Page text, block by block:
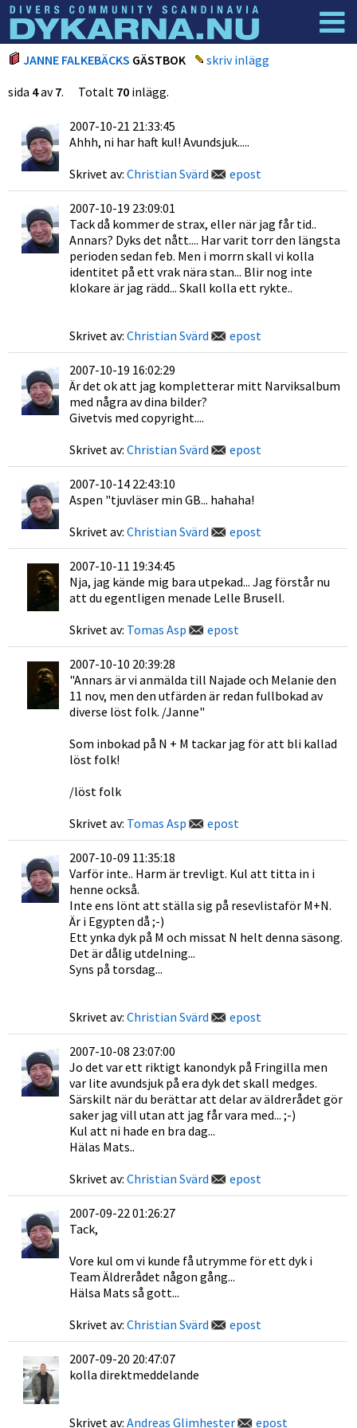
Dyknyheter
JANNE FALKEBÄCKS GÄSTBOK
skriv inlägg
sida 4av7. Totalt 70 inlägg.
2007-10-21 21:33:45
Ahhh, ni har haft kul! Avundsjuk.....
Skrivet av: Christian Svärd epost
2007-10-19 23:09:01
Tack då kommer de strax, eller när jag får tid..
Annars? Dyks det nått.... Har varit torr den längsta
perioden sedan feb. Men i morrn skall vi kolla
identitet på ett vrak nära stan... Blir nog inte
klokare är jag rädd... Skall kolla ett rykte..
Skrivet av: Christian Svärd epost
2007-10-19 16:02:29
Är det ok att jag kompletterar mitt Narviksalbum
med några av dina bilder?
Givetvis med copyright....
Skrivet av: Christian Svärd epost
2007-10-14 22:43:10
Aspen "tjuvläser min GB... hahaha!
Skrivet av: Christian Svärd epost
2007-10-11 19:34:45
Nja, jag kände mig bara utpekad... Jag förstår nu
att du egentligen menade Lelle Brusell.
Skrivet av: Tomas Asp epost
2007-10-10 20:39:28
"Annars är vi anmälda till Najade och Melanie den
11 nov, men den utfärden är redan fullbokad av
diverse löst folk. /Janne"
Som inbokad på N + M tackar jag för att bli kallad
löst folk!
/löst folk
Skrivet av: Tomas Asp epost
2007-10-09 11:35:18
Varför inte.. Harm är trevligt. Kul att titta in i
henne också.
Inte ens lönt att ställa sig på resevlistaför M+N.
Är i Egypten då ;-)
Ett ynka dyk på M och missat N helt denna säsong.
Det är dålig utdelning...
Syns på torsdag...
Skrivet av: Christian Svärd epost
2007-10-08 23:07:00
Jo det var ett riktigt kanondyk på Fringilla men
var lite avundsjuk på era dyk det skall medges.
Särskilt när du berättar att delar av äldrerådet gör
saker jag vill utan att jag får vara med... ;-)
Kul att ni hade en bra dag...
Hälas Mats..
Skrivet av: Christian Svärd epost
2007-09-22 01:26:27
Tack,
Vore kul om vi kunde få utrymme för ett dyk i
Team Äldrerådet någon gång...
Hälsa Mats så gott...
Skrivet av: Christian Svärd epost
2007-09-20 20:47:07
kolla direktmeddelande
Skrivet av: Andreas Glimhester epost